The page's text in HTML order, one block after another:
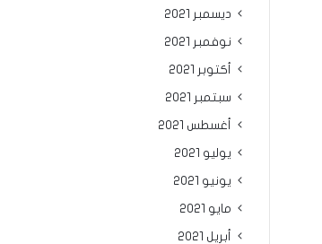
ديسمبر 2021
نوفمبر 2021
أكتوبر 2021
سبتمبر 2021
أغسطس 2021
يوليو 2021
يونيو 2021
مايو 2021
أبريل 2021